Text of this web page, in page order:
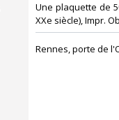
‎Une plaquette de
XXe siècle), Impr.
‎Rennes, porte de